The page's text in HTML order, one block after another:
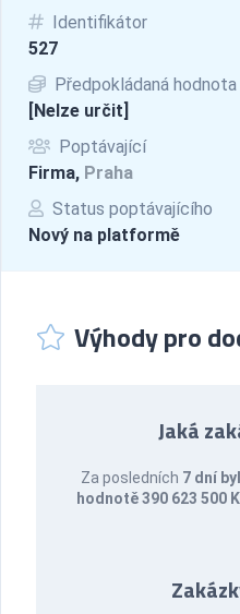
Identifikátor
527
Předpokládaná hodnota
[Nelze určit]
Poptávající
Firma, Praha
Status poptávajícího
Nový na platformě
Výhody pro
Jaká
Za posledních 7 dní
hodnotě 390 623 500